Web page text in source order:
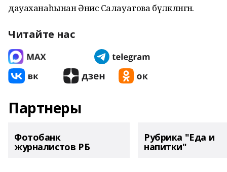
дауаханаһынан Әнисә Салауатова бүләкләнгән.
Читайте нас
Партнеры
Фотобанк
журналистов РБ
Рубрика "Еда и
напитки"